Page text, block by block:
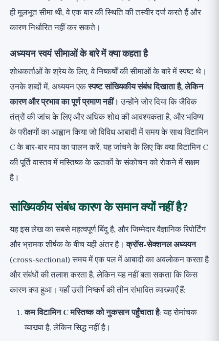
ही मूलभूत सीमा थी, वे एक बार की स्थिति की तस्वीर दर्ज करते हैं और
कारण निर्धारित नहीं कर सकते।
अध्ययन स्वयं सीमाओं के बारे में क्या कहता है
शोधकर्ताओं के श्रेय के लिए, वे निष्कर्षों की सीमाओं के बारे में स्पष्ट थे।
उनके शब्दों में, अध्ययन एकस्पष्ट सांख्यिकीय संबंध दिखाता है, लेकिन
कारण और प्रभाव का पूर्ण प्रमाण नहीं। उन्होंने जोर दिया कि जैविक
तंत्रों की जांच के लिए और अधिक शोध की आवश्यकता है, और भविष्य
के परीक्षणों का आह्वान किया जो विविध आबादी में समय के साथ विटामिन
C के बार-बार माप का पालन करें, यह जांचने के लिए कि क्या विटामिन C
की पूर्ति वास्तव में मस्तिष्क के ऊतकों के संकोचन को रोकने में सक्षम
है।
सांख्यिकीय संबंध कारण के समान क्यों नहीं है?
यह इस लेख का सबसे महत्वपूर्ण बिंदु है, और जिम्मेदार वैज्ञानिक रिपोर्टिंग
और भ्रामक शीर्षक के बीच यही अंतर है।क्रॉस-सेक्शनल अध्ययन
(cross-sectional) समय में एक पल में आबादी का अवलोकन करता है
और संबंधों की तलाश करता है, लेकिन यह नहीं बता सकता कि किस
कारण क्या हुआ। यहाँ उसी निष्कर्ष की तीन संभावित व्याख्याएँ हैं:
कम विटामिन C मस्तिष्क को नुकसान पहुँचाता है: यह रोमांचक
व्याख्या है, लेकिन सिद्ध नहीं है।